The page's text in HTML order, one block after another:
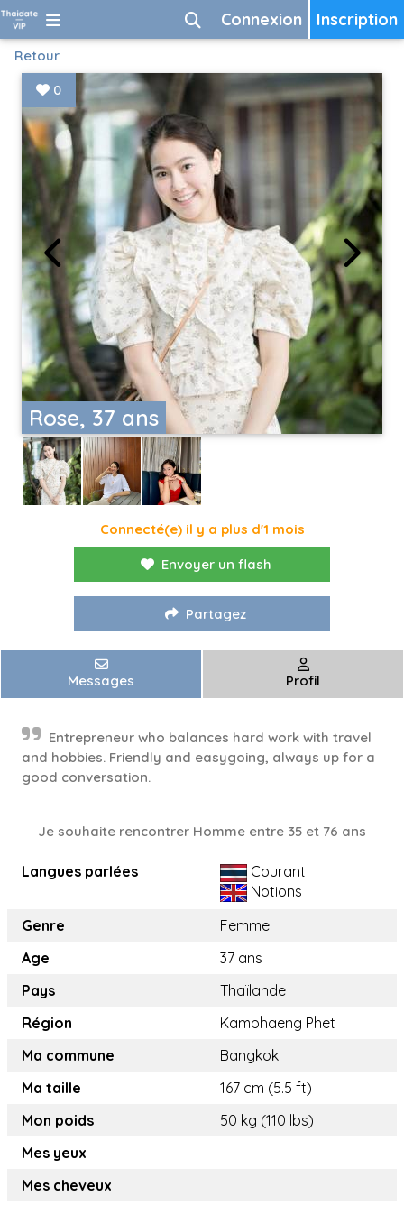
Inscription
Connexion
Retour
Rose, 37 ans
0
Connecté(e) il y a plus d'1 mois
Envoyer un flash
Partagez
Messages Profil
Entrepreneur who balances hard work with travel
and hobbies. Friendly and easygoing, always up for a
good conversation.
Je souhaite rencontrer Homme entre 35 et 76 ans
Langues parlées
Courant
Notions
Genre
Femme
Age
37 ans
Pays
Thaïlande
Région
Kamphaeng Phet
Ma commune
Bangkok
Ma taille
167 cm (5.5 ft)
Mon poids
50 kg (110 lbs)
Mes yeux
Mes cheveux